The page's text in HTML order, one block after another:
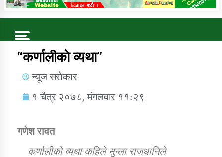
Trending Now
“कर्णालीको व्यथा”
न्यूज सरोकार
१ चैत्र २०७८, मंगलवार ११:२९
गणेश रावत
कर्णालीको व्यथा कहिले सुन्ला राजधानिले